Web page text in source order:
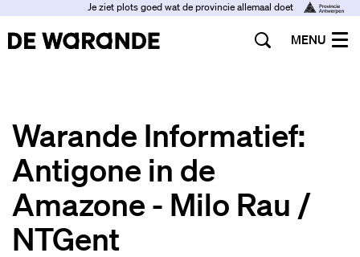
Je ziet plots goed wat de provincie allemaal doet
MENU
Warande Informatief:
Antigone in de
Amazone - Milo Rau /
NTGent